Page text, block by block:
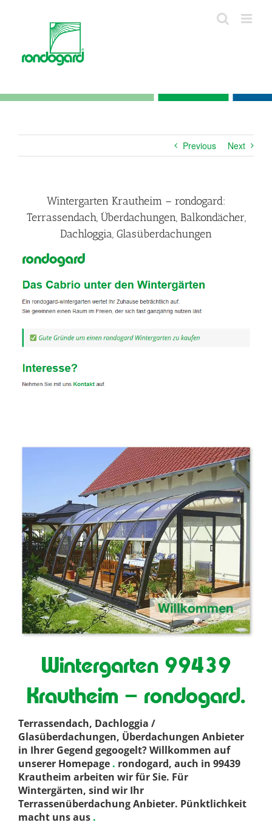
Previous Next
Wintergarten Krautheim – rondogard:
Terrassendach, Überdachungen, Balkondächer,
Dachloggia, Glasüberdachungen
Wintergarten 99439
Krautheim – rondogard.
Terrassendach, Dachloggia /
Glasüberdachungen, Überdachungen Anbieter
in Ihrer Gegend gegoogelt? Willkommen auf
unserer Homepage . rondogard, auch in 99439
Krautheim arbeiten wir für Sie. Für
Wintergärten, sind wir Ihr
Terrassenüberdachung Anbieter. Pünktlichkeit
macht uns aus .